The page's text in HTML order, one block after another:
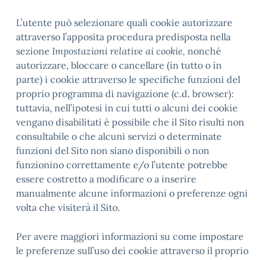
L’utente può selezionare quali cookie autorizzare
attraverso l’apposita procedura predisposta nella
sezione Impostazioni relative ai cookie, nonché
autorizzare, bloccare o cancellare (in tutto o in
parte) i cookie attraverso le specifiche funzioni del
proprio programma di navigazione (c.d. browser):
tuttavia, nell’ipotesi in cui tutti o alcuni dei cookie
vengano disabilitati è possibile che il Sito risulti non
consultabile o che alcuni servizi o determinate
funzioni del Sito non siano disponibili o non
funzionino correttamente e/o l’utente potrebbe
essere costretto a modificare o a inserire
manualmente alcune informazioni o preferenze ogni
volta che visiterà il Sito.
Per avere maggiori informazioni su come impostare
le preferenze sull’uso dei cookie attraverso il proprio